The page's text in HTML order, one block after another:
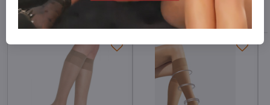
Hasonló modellek